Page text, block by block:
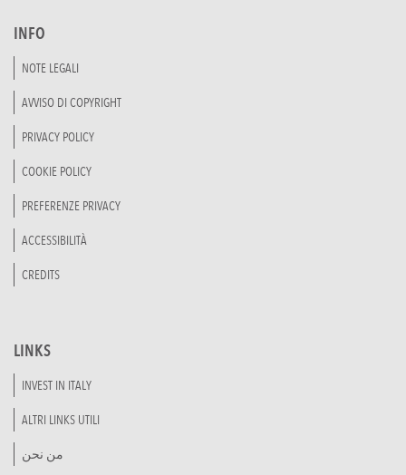
INFO
NOTE LEGALI
AVVISO DI COPYRIGHT
PRIVACY POLICY
COOKIE POLICY
PREFERENZE PRIVACY
ACCESSIBILITÀ
CREDITS
LINKS
INVEST IN ITALY
ALTRI LINKS UTILI
من نحن